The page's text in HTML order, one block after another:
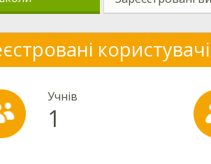
користувачі
Учнів
1